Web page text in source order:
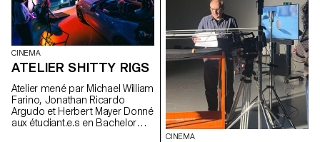
propose d’explorer la création
d’identités modulaires et
animées pour un label musical
fictif, en s’appuyant sur le
motion design et la logique
procédurale. À l’aide de Cavalry,
les étudiant·e·s développent
des systèmes visuels
dynamiques qui se
transforment selon des règles
précises, tout en conservant
CINEMA
ATELIER SHITTY RIGS
Atelier mené par Michael William
Farino, Jonathan Ricardo
Argudo et Herbert Mayer Donné
aux étudiant.e.s en Bachelor
CINEMA